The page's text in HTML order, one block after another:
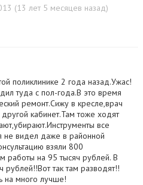
(13 лет 5 месяцев назад)
поликлинике 2 года назад.Ужас!
туда с пол-года.В это время
ремонт.Сижу в кресле,врач
кабинет.Там тоже ходят
все
не видел даже в районной
взяли 800
работы на 95 тысяч рублей. В
рублей!!Вот так там разводят!!
на много лучше!